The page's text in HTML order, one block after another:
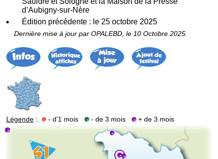
d’Aubigny-sur-Nère
Édition précédente : le 25 octobre 2025
Dernière mise à jour par OPALEBD, le 10 Octobre 2025.
Légende : - d'1 mois - de 3 mois + de 3 mois